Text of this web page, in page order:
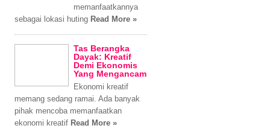
memanfaatkannya
sebagai lokasi huting Read More »
Tas Berangka
Dayak: Kreatif
Demi Ekonomis
Yang Mengancam
Ekonomi kreatif
memang sedang ramai. Ada banyak
pihak mencoba memanfaatkan
ekonomi kreatif Read More »